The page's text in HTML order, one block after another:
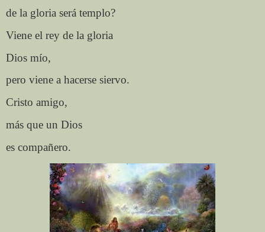
de la gloria será templo?
Viene el rey de la gloria
Dios mío,
pero viene a hacerse siervo.
Cristo amigo,
más que un Dios
es compañero.